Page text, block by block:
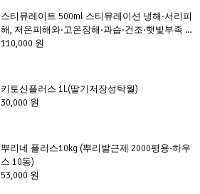
스티뮤레이트 500ml 스티뮤레이션 냉해·서리피
해, 저온피해와·고온장해·과습·건조·햇빛부족 등
이상기후로 인한 피해를 예방
110,000 원
키토신플러스 1L(딸기저장성탁월)
30,000 원
뿌리네 플러스10kg (뿌리발근제 2000평용-하우
스 10동)
53,000 원